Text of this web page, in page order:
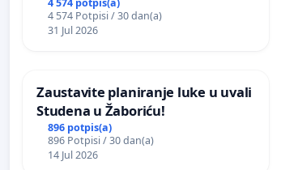
odgovornih za incident u
Zoološkom vrtu Grada Zagreba
4 574 Potpisi / 30 dan(a)
31 Jul 2026
Zaustavite planiranje luke u uvali
Studena u Žaboriću!
896 potpis(a)
896 Potpisi / 30 dan(a)
14 Jul 2026